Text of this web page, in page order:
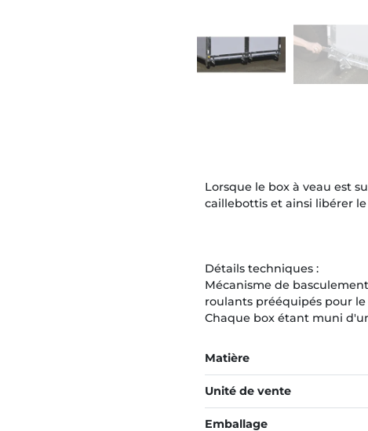
Lorsque le box à veau est
caillebottis et ainsi libérer
Détails techniques :
Mécanisme de
roulants prééquipés pour le
Chaque box étant muni
Matière
Unité de vente
Emballage